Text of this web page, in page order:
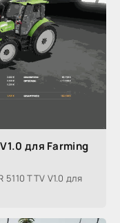
для Farming
TTV V1.0 для